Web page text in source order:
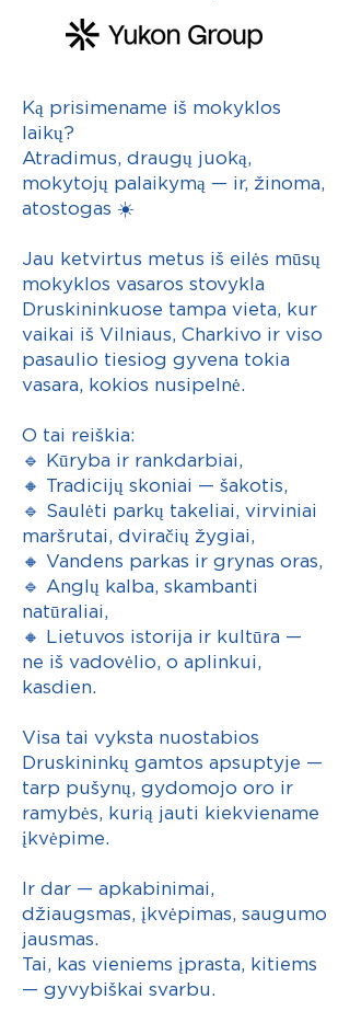
Ką prisimename iš mokyklos
laikų?
Atradimus, draugų juoką,
mokytojų palaikymą — ir, žinoma,
atostogas ☀️
Jau ketvirtus metus iš eilės mūsų
mokyklos vasaros stovykla
Druskininkuose tampa vieta, kur
vaikai iš Vilniaus, Charkivo ir viso
pasaulio tiesiog gyvena tokia
vasara, kokios nusipelnė.
O tai reiškia:
🔹 Kūryba ir rankdarbiai,
🔸 Tradicijų skoniai — šakotis,
🔹 Saulėti parkų takeliai, virviniai
maršrutai, dviračių žygiai,
🔸 Vandens parkas ir grynas oras,
🔹 Anglų kalba, skambanti
natūraliai,
🔸 Lietuvos istorija ir kultūra —
ne iš vadovėlio, o aplinkui,
kasdien.
Visa tai vyksta nuostabios
Druskininkų gamtos apsuptyje —
tarp pušynų, gydomojo oro ir
ramybės, kurią jauti kiekviename
įkvėpime.
Ir dar — apkabinimai,
džiaugsmas, įkvėpimas, saugumo
jausmas.
Tai, kas vieniems įprasta, kitiems
— gyvybiškai svarbu.